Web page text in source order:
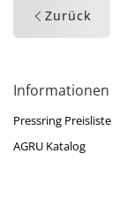
Zurück
Informationen
Pressring Preisliste
AGRU Katalog